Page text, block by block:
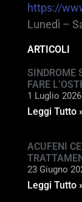
https://
Lunedì –
ARTICOLI
SINDROME
FARE
1 Luglio 2026
Leggi Tutto
ACUFENI
23 Giugno
Leggi Tutto